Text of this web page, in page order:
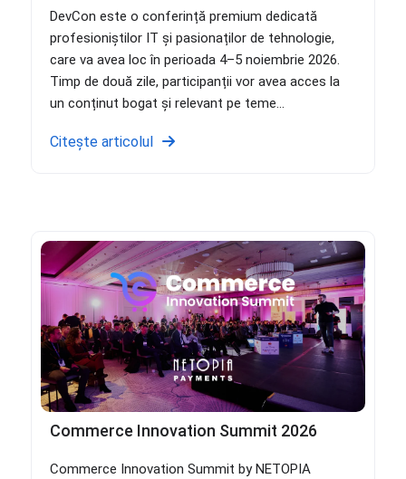
DevCon este o conferință premium dedicată
profesioniștilor IT și pasionaților de tehnologie,
care va avea loc în perioada 4–5 noiembrie 2026.
Timp de două zile, participanții vor avea acces la
un conținut bogat și relevant pe teme...
Citește articolul
Commerce Innovation Summit 2026
Commerce Innovation Summit by NETOPIA